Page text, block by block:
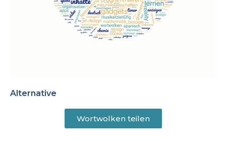
Alternative
Wortwolken teilen